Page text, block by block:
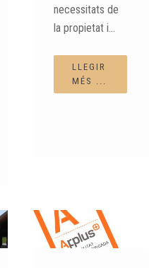
necessitats de
la propietat i…
LLEGIR
MÉS ...